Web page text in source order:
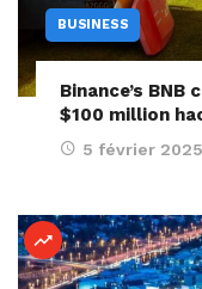
BUSINESS
Binance’s
$100 million
5 février 2025